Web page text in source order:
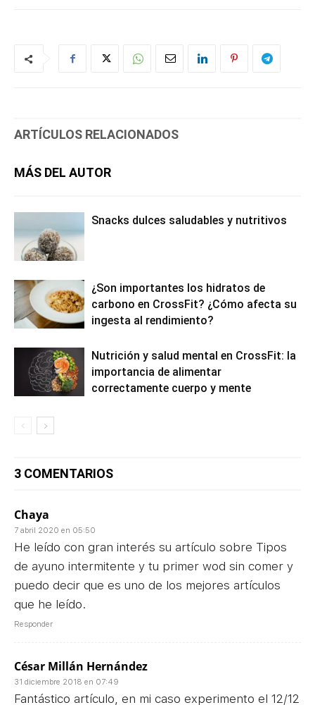
ARTÍCULOS RELACIONADOS
MÁS DEL AUTOR
Snacks dulces saludables y nutritivos
¿Son importantes los hidratos de
carbono en CrossFit? ¿Cómo afecta su
ingesta al rendimiento?
Nutrición y salud mental en CrossFit: la
importancia de alimentar
correctamente cuerpo y mente
3 COMENTARIOS
Chaya
7 abril 2020 en 05:50
He leído con gran interés su artículo sobre Tipos
de ayuno intermitente y tu primer wod sin comer y
puedo decir que es uno de los mejores artículos
que he leído.
Responder
César Millán Hernández
31 diciembre 2018 en 07:49
Fantástico artículo, en mi caso experimento el 12/12